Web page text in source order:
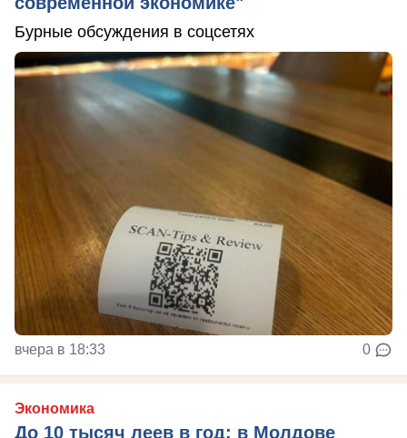
Бурные обсуждения в соцсетях
вчера в 18:33 0
Экономика
До 10 тысяч леев в год: в Молдове